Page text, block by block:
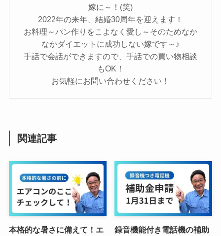
嫁に～！(笑)
2022年の来年、結婚30周年を迎えます！
お料理～パン作りをこよなく愛し～そのためなか
なかダイエットに成功しない嫁です～♪
手話で会話ができますので、手話での買い物相談
もOK！
お気軽にお問い合わせください！
関連記事
本格的な暑さに備えて！エ
録音機能付き電話機の補助